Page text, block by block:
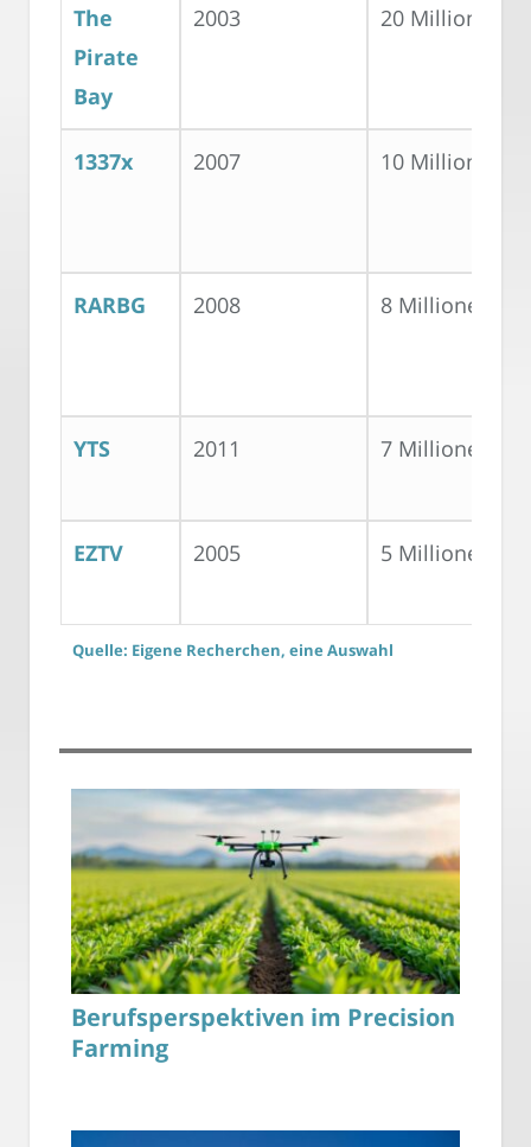
The
Pirate
Bay
2003 20 Millionen
1337x 2007 10 Millionen
RARBG 2008 8 Millionen
YTS 2011 7 Millionen
EZTV 2005 5 Millionen
Quelle: Eigene Recherchen, eine Auswahl
Berufsperspektiven im Precision
Farming